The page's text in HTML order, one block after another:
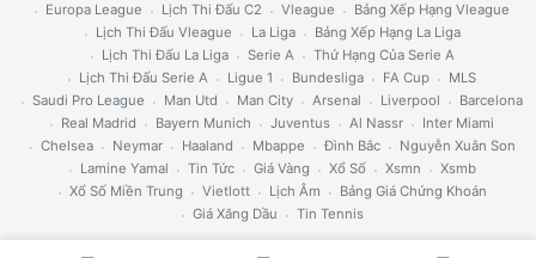
Europa League
Lịch Thi Đấu C2 Vleague
Bảng Xếp Hạng Vleague
Lịch Thi Đấu Vleague
La Liga
Bảng Xếp Hạng La Liga
Lịch Thi Đấu La Liga
Serie A
Thứ Hạng Của Serie A
Lịch Thi Đấu Serie A
Ligue 1 Bundesliga FA Cup
MLS
Saudi Pro League
Man Utd Man City Arsenal Liverpool
Barcelona
Real Madrid
Bayern Munich Juventus Al Nassr
Inter Miami
Chelsea
Neymar Haaland Mbappe Đình Bắc
Nguyễn Xuân Son
Lamine Yamal
Tin Tức Giá Vàng Xổ Số Xsmn
Xsmb
Xổ Số Miền Trung
Vietlott Lịch Âm
Bảng Giá Chứng Khoán
Giá Xăng Dầu
Tin Tennis